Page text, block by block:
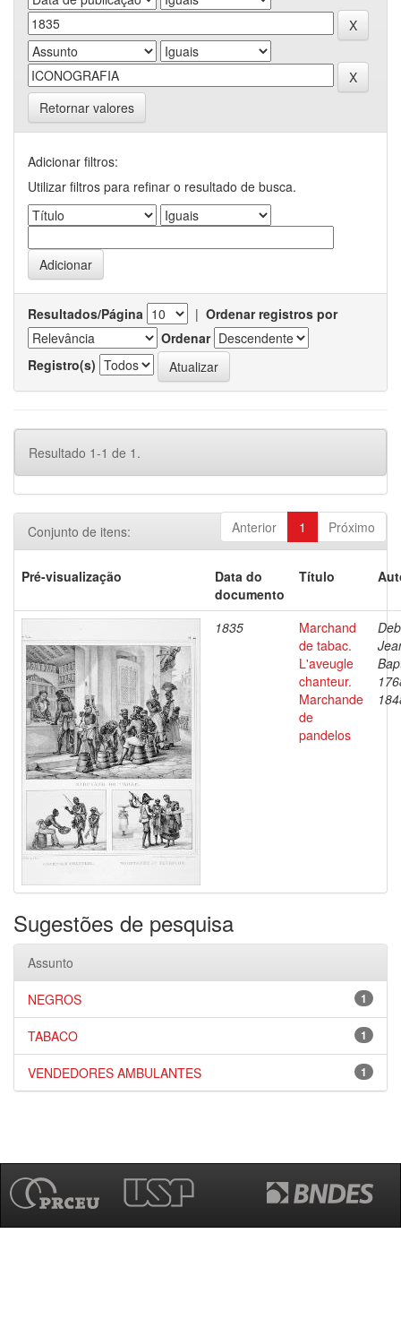
Retornar valores
Adicionar filtros:
Utilizar filtros para refinar o resultado de busca.
Resultados/Página | Ordenar registros por
Ordenar
Registro(s)
Resultado 1-1 de 1.
Anterior 1 Próximo
Conjunto de itens:
Pré-visualização
Data do
documento
Título
1835
Marchand
de tabac.
L'aveugle
chanteur.
Marchande
de
pandelos
Sugestões de pesquisa
Assunto
1
NEGROS
1
TABACO
1
VENDEDORES AMBULANTES